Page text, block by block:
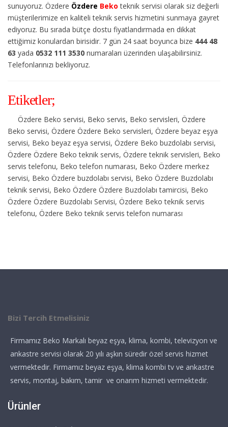
sunuyoruz. Özdere Özdere Bekoteknik servisi olarak siz değerli
müşterilerimize en kaliteli teknik servis hizmetini sunmaya gayret
ediyoruz. Bu sırada bütçe dostu fiyatlandırmada en dikkat
ettiğimiz konulardan birisidir. 7 gün 24 saat boyunca bize 444 48
63 yada 0532 111 3530 numaraları üzerinden ulaşabilirsiniz.
Telefonlarınızı bekliyoruz.
Etiketler;
Özdere Beko servisi, Beko servis, Beko servisleri, Özdere
Beko servisi, Özdere Özdere Beko servisleri, Özdere beyaz eşya
servisi, Beko beyaz eşya servisi, Özdere Beko buzdolabı servisi,
Özdere Özdere Beko teknik servis, Özdere teknik servisleri, Beko
servis telefonu, Beko telefon numarası, Beko Özdere merkez
servisi, Beko Özdere buzdolabı servisi, Beko Özdere Buzdolabı
teknik servisi, Beko Özdere Özdere Buzdolabı tamircisi, Beko
Özdere Özdere Buzdolabı Servisi, Özdere Beko teknik servis
telefonu, Özdere Beko teknik servis telefon numarası
Bizi Tercih Etmelisiniz
Firmamız Beko Markalı beyaz eşya, klima, kombi, televizyon ve
ankastre servisi olarak 20 yılı aşkın süredir özel servis hizmet
vermektedir. Firmamız beyaz eşya, klima kombi tv ve ankastre
servis, montaj, bakım, tamir ve onarım hizmeti vermektedir.
Ürünler